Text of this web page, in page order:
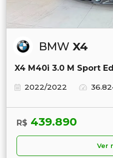
BMW X4
X4 M40i 3.0 M Sport
2022/2022
R$ 439.890
Ver